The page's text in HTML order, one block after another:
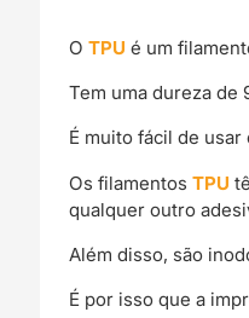
OTPU é um
Tem uma dureza de
É muito fácil de
Os filamentosTPU
qualquer outro
Além disso, são
É por isso que a